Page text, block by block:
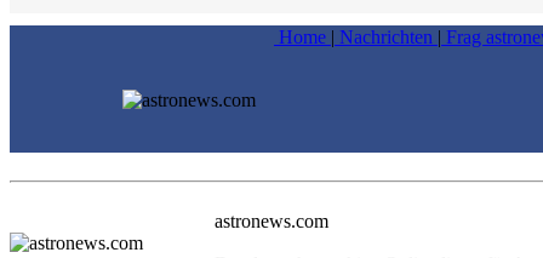
Home | Nachrichten | Frag
astronews.com